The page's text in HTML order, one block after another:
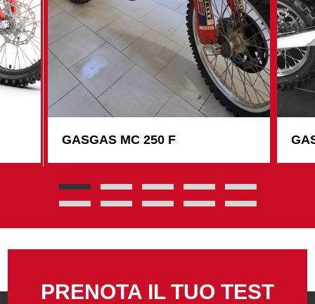
GASGAS MC 250 F
PRENOTA IL TUO TEST